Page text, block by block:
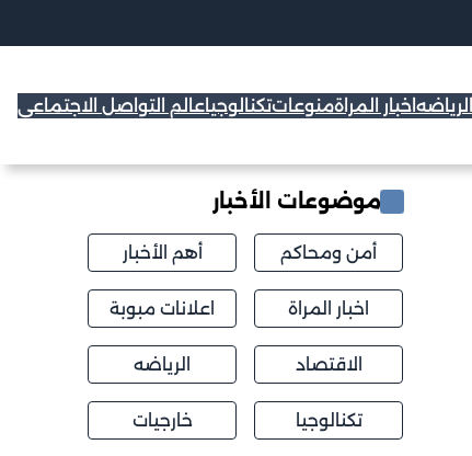
الرياضه اخبار المراةمنوعاتتكنالوجياعالم التواصل الاجتماعي
موضوعات الأخبار
أمن ومحاكم أهم الأخبار
اخبار المراة اعلانات مبوبة
الاقتصاد الرياضه
تكنالوجيا خارجيات